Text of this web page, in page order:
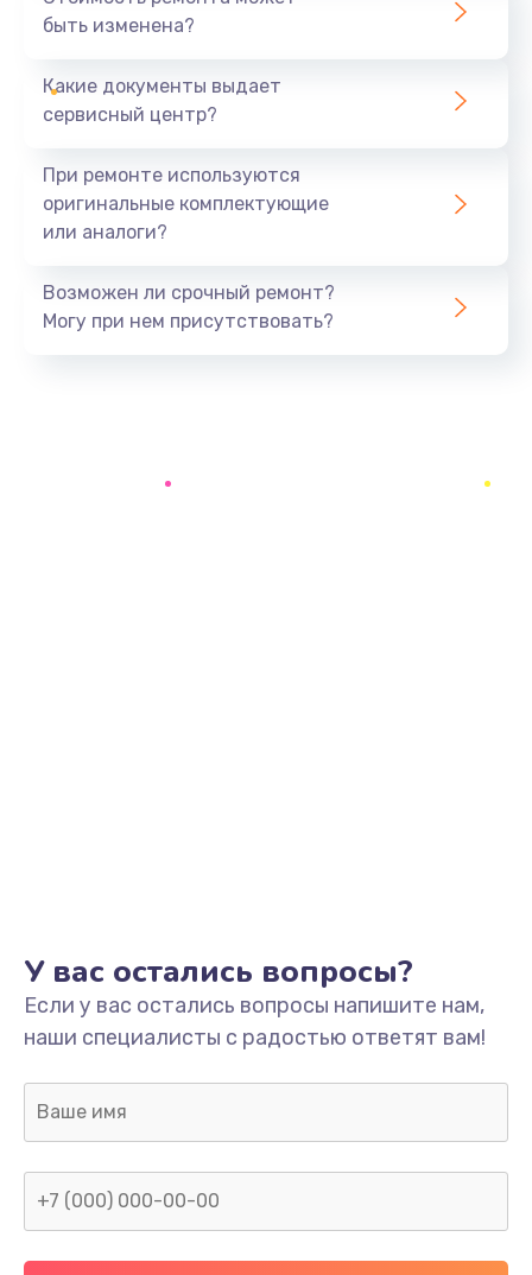
Восстановление данных
Замена микрофона
Заказать
Замена сканера отпечатка пальца
530 руб.
Заказать
Замена аудио-разъема
540 руб.
быть изменена?
Какие документы выдает
сервисный центр?
При ремонте используются
оригинальные комплектующие
или аналоги?
Возможен ли срочный ремонт?
Могу при нем присутствовать?
У вас остались вопросы?
Если у вас остались вопросы напишите нам,
наши специалисты с радостью ответят вам!